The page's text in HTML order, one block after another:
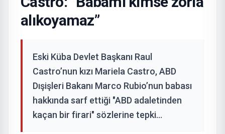
alıkoyamaz”
Eski Küba Devlet Başkanı Raul
Castro’nun kızı Mariela Castro, ABD
Dışişleri Bakanı Marco Rubio’nun babası
hakkında sarf ettiği "ABD adaletinden
kaçan bir firari" sözlerine tepki...